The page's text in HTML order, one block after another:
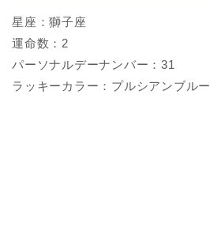
星座：獅子座
運命数：2
パーソナルデーナンバー：31
ラッキーカラー：プルシアンブルー